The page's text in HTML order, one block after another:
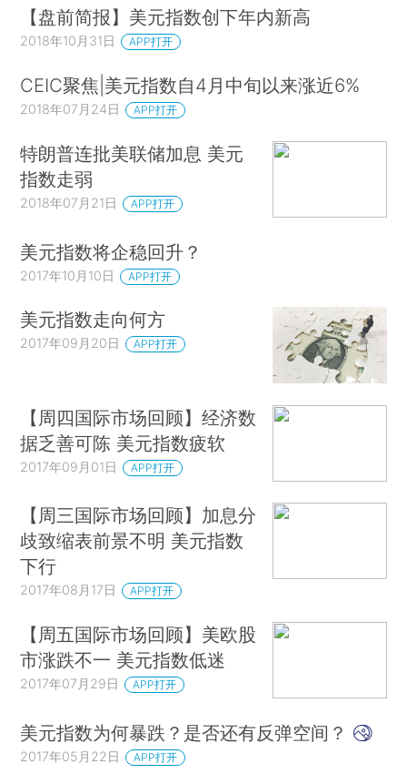
【盘前简报】美元指数创下年内新高
2018年10月31日 APP打开
CEIC聚焦|美元指数自4月中旬以来涨近6%
2018年07月24日 APP打开
特朗普连批美联储加息 美元
指数走弱
2018年07月21日 APP打开
美元指数将企稳回升？
2017年10月10日 APP打开
美元指数走向何方
2017年09月20日 APP打开
【周四国际市场回顾】经济数
据乏善可陈 美元指数疲软
2017年09月01日 APP打开
【周三国际市场回顾】加息分
歧致缩表前景不明 美元指数
下行
2017年08月17日 APP打开
【周五国际市场回顾】美欧股
市涨跌不一 美元指数低迷
2017年07月29日 APP打开
美元指数为何暴跌？是否还有反弹空间？
2017年05月22日 APP打开